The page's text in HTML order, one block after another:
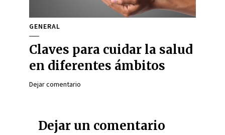
GENERAL
Claves para cuidar la salud
en diferentes ámbitos
Dejar comentario
Dejar un comentario